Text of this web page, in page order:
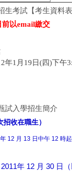
生考試【考生資料表
前以email繳交
年1月19日(四)下午
試入學招生簡介
收在職生）
12 月 13 日中午 12 時
年 12 月 30 日（